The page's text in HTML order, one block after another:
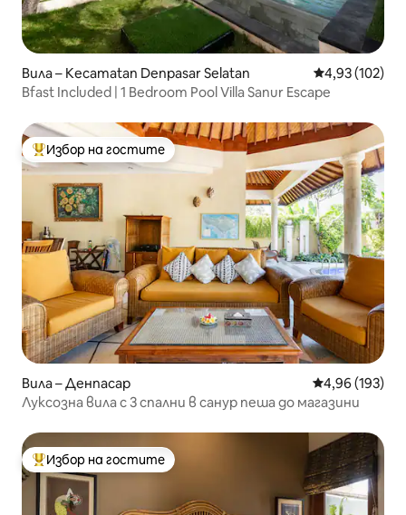
Вила – Kecamatan Denpasar Selatan Средна
4,93 (102)
Bfast Included | 1 Bedroom Pool Villa Sanur Escape
Най-популярен избор на гостите
Избор на гостите
Вила – Денпасар Средна
4,96 (193)
Луксозна вила с 3 спални в санур пеша до магазини
Най-популярен избор на гостите
Избор на гостите